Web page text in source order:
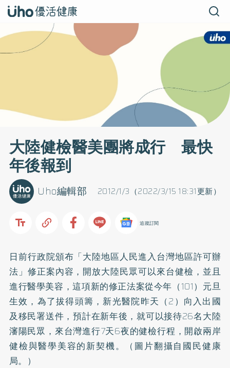
大陸健檢醫美團將成行 最快
年後報到
2012/1/3（2022/3/15 18:31更新）
Uho編輯部
追蹤訂閱
日前行政院頒布「大陸地區人民進入台灣地區許可辦
法」修正案內容，開放大陸民眾可以來台健檢，並且
進行醫學美容，這項新的修正法案從今年（101）元旦
生效，為了拔得頭籌，新光醫院昨天（2）向入出國
及移民署送件，預計在新年後，就可以接待26名大陸
瀋陽民眾，來台灣進行7天6夜的健檢行程，開啟兩岸
健檢與醫學美容的新契機。（圖片翻攝自國民健康
局。）